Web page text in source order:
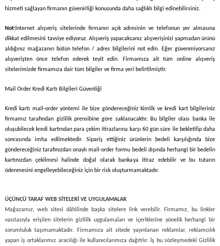
hizmeti sağlayan firmanın güvenirliği konusunda daha sağlıklı bilgi edinebilirsiniz.
Not: İnternet alışveriş sitelerinde firmanın açık adresinin ve telefonun yer almasına
dikkat edilmesini tavsiye ediyoruz. Alışveriş yapacaksanız alışverişinizi yapmadan ürünü
aldığınız mağazanın bütün telefon / adres bilgilerini not edin. Eğer güvenmiyorsanız
alışverişten önce telefon ederek teyit edin. Firmamıza ait tüm online alışveriş
sitelerimizde firmamıza dair tüm bilgiler ve firma yeri belirtilmiştir.
Mail Order Kredi Kartı Bilgileri Güvenliği
Kredi kartı mail-order yöntemi ile bize göndereceğiniz kimlik ve kredi kart bilgileriniz
firmamız tarafından gizlilik prensibine göre saklanacaktır. Bu bilgiler olası banka ile
oluşubilecek kredi kartından para çekim itirazlarına karşı 60 gün süre ile bekletilip daha
sonrasında imha edilmektedir. Sipariş ettiğiniz ürünlerin bedeli karşılığında bize
göndereceğiniz tarafınızdan onaylı mail-order formu bedeli dışında herhangi bir bedelin
kartınızdan çekilmesi halinde doğal olarak bankaya itiraz edebilir ve bu tutarın
ödenmesini engelleyebileceğiniz için bir risk oluşturmamaktadır.
ÜÇÜNCÜ TARAF WEB SİTELERİ VE UYGULAMALAR
Mağazamız, web sitesi dâhilinde başka sitelere link verebilir. Firmamız, bu linkler
vasıtasıyla erişilen sitelerin gizlilik uygulamaları ve içeriklerine yönelik herhangi bir
sorumluluk taşımamaktadır.
Firmamıza ait sitedeyayınlanan reklamlar, reklamcılık
yapan iş ortaklarımız aracılığı ile kullanıcılarımıza dağıtılır. İş bu sözleşmedeki Gizlilik